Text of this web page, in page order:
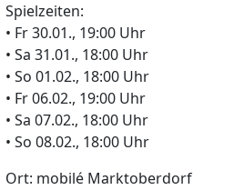
Spielzeiten:
• Fr 30.01., 19:00 Uhr
• Sa 31.01., 18:00 Uhr
• So 01.02., 18:00 Uhr
• Fr 06.02., 19:00 Uhr
• Sa 07.02., 18:00 Uhr
• So 08.02., 18:00 Uhr
Ort: mobilé Marktoberdorf